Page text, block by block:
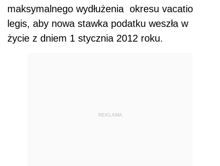
maksymalnego wydłużenia okresu vacatio
legis, aby nowa stawka podatku weszła w
życie z dniem 1 stycznia 2012 roku.
REKLAMA